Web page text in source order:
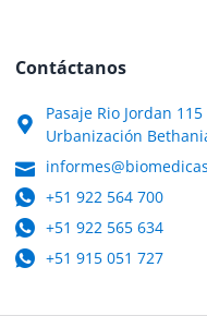
Contáctanos
Pasaje Rio Jordan 115
Urbanización
+51 922 564 700
+51 922 565 634
+51 915 051 727